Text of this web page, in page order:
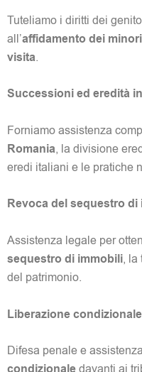
Tuteliamo i diritti dei
all’affidamento dei minori
visita.
Successioni ed eredità
Forniamo assistenza
Romania, la divisione
eredi italiani e le pratiche
Revoca del sequestro di
Assistenza legale per
sequestro di immobili, la
del patrimonio.
Liberazione condizionale
Difesa penale e